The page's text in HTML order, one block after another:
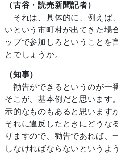
（古谷・読売新聞記者）
それは、具体的に、例えば
いという市町村が出てきた場
ップで参加しろということを
とでしょうか。
（知事）
勧告ができるというのが一
そこが、基本例だと思います
示的なものもあると思います
それに違反したときにどうな
りますので、勧告であれば、
しなければならないというよ